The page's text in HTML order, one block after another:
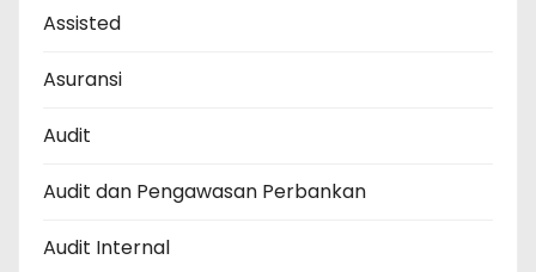
Assisted
Asuransi
Audit
Audit dan Pengawasan Perbankan
Audit Internal